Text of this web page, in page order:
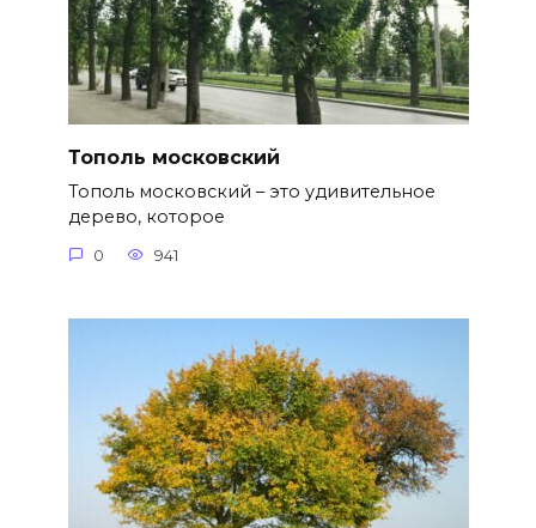
Тополь московский
Тополь московский – это удивительное
дерево, которое
0 941